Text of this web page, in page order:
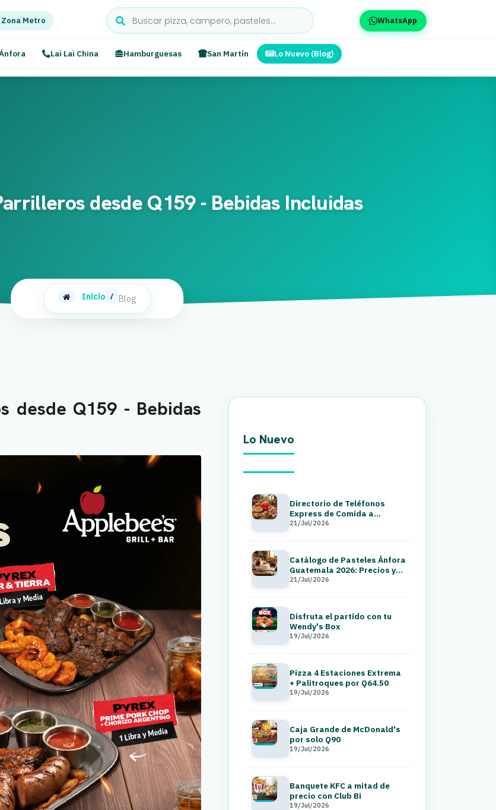
Metro WhatsApp
Lai Lai China Hamburguesas San Martín Lo Nuevo (Blog)
desde Q159 - Bebidas Incluidas
Inicio / Blog
desde Q159 - Bebidas
Lo Nuevo
Directorio de Teléfonos
Express de Comida a
Domicilio en Guatemala 2026
21/Jul/2026
Catálogo de Pasteles Ánfora
Guatemala 2026: Precios y
Menú a Domicilio
21/Jul/2026
Disfruta el partido con tu
Wendy's Box
19/Jul/2026
Pizza 4 Estaciones Extrema
+ Palitroques por Q64.50
19/Jul/2026
Caja Grande de McDonald's
por solo Q90
19/Jul/2026
Banquete KFC a mitad de
precio con Club Bi
19/Jul/2026